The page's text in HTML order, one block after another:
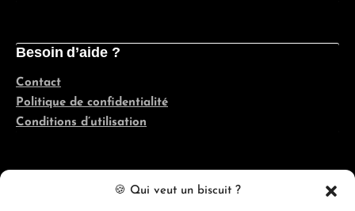
🍪 Qui veut un biscuit ?
Besoin d’aide ?
Contact
Politique de confidentialité
Conditions d’utilisation